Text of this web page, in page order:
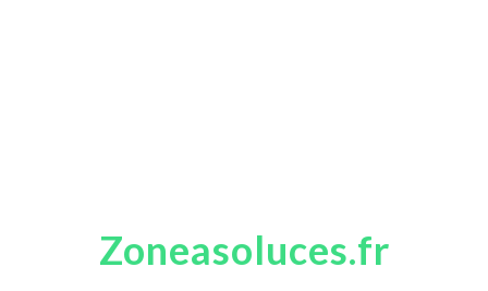
Zoneasoluces.fr